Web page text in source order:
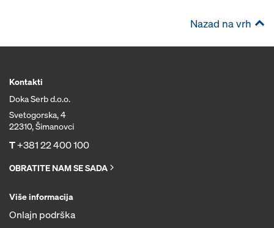
Nazad na vrh
Kontakti
Doka Serb d.o.o.
Svetogorska, 4
22310, Šimanovci
T+381 22 400 100
OBRATITE NAM SE SADA
Više informacija
Onlajn podrška